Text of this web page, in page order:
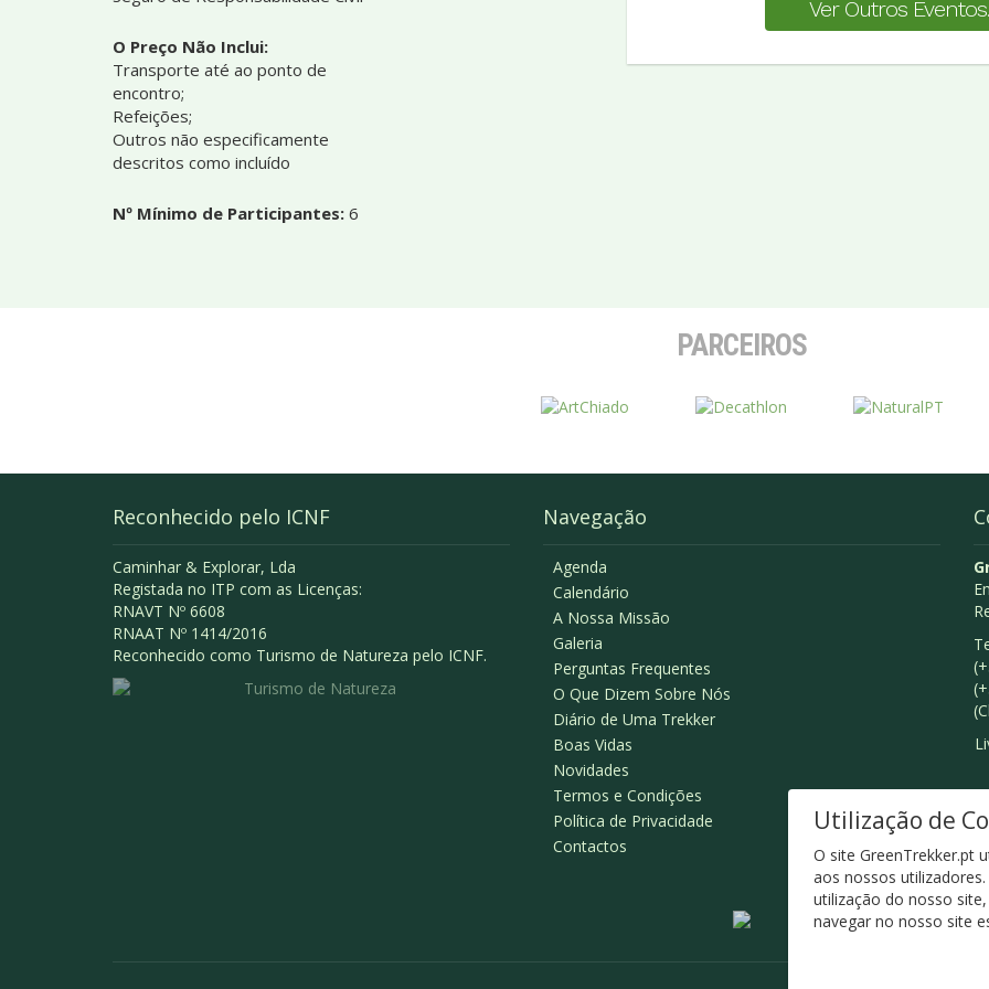
O Preço Não Inclui:
Transporte até ao ponto de
encontro;
Refeições;
Outros não especificamente
descritos como incluído
Nº Mínimo de Participantes: 6
Ver Outros
PARCEIROS
Reconhecido pelo ICNF
Caminhar & Explorar, Lda
Registada no ITP com as Licenças:
RNAVT Nº 6608
RNAAT Nº 1414/2016
Reconhecido como Turismo de Natureza pelo ICNF.
Navegação
Agenda
Calendário
A Nossa Missão
Galeria
Perguntas Frequentes
O Que Dizem Sobre Nós
Diário de Uma Trekker
Boas Vidas
Novidades
Termos e Condições
Política de Privacidade
Contactos
Utilização de
O site GreenTrekker.pt
aos nossos
utilização do nosso
navegar no nosso site